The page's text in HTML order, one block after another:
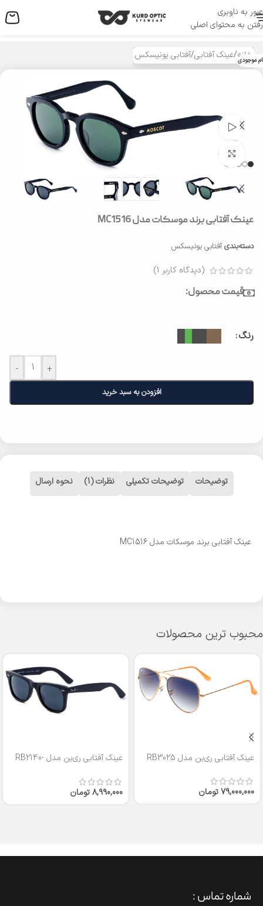
عبور به ناوبری
رفتن به محتوای اصلی
منو
خانه/عینک آفتابی/آفتابی یونیسکس موجودی
تماشای ویدئو
بزرگنمایی تصویر
عینک آفتابی برند موسکات مدل MC1516
دسته‌بندی آفتابی یونیسکس
(دیدگاه کاربر 1
)
قیمت محصول:
رنگ
- +
افزودن به سبد خرید
توضیحات توضیحات تکمیلی نظرات (1) نحوه ارسال
عینک آفتابی برند موسکات مدل MC1516
محبوب ترین محصولات
عینک آفتابی ری‌بن مدل RB3025
79,000,000تومان
عینک آفتابی ری‌بن مدل RB2140-
8,990,000تومان
شماره تماس :